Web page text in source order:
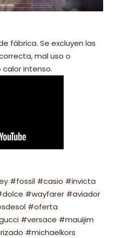
fábrica. Se excluyen las
mal uso o
intenso.
#fossil #casio #invicta
#wayfarer #aviador
#oferta
#versace #mauijim
#michaelkors